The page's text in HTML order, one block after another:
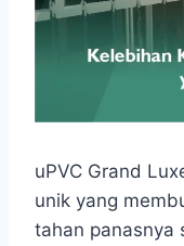
uPVC Grand
unik yang
tahan panasnya